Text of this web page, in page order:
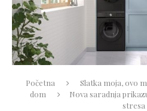
Početna Slatka moja, ovo
dom
Nova saradnja
stresa